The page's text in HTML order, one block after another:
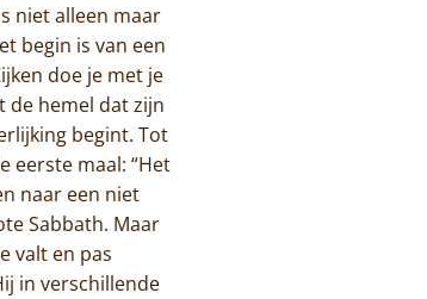
niet alleen maar
begin is van een
doe je met je
de hemel dat zijn
begint. Tot
eerste maal: “Het
naar een niet
Sabbath. Maar
valt en pas
in verschillende